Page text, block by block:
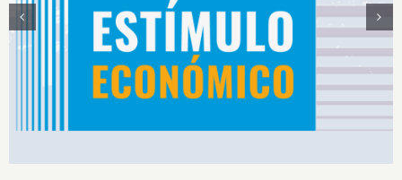
Estímulos Económicos para Deportistas de Alto
Rendimiento IS2026